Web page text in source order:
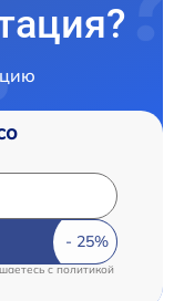
cполитикой